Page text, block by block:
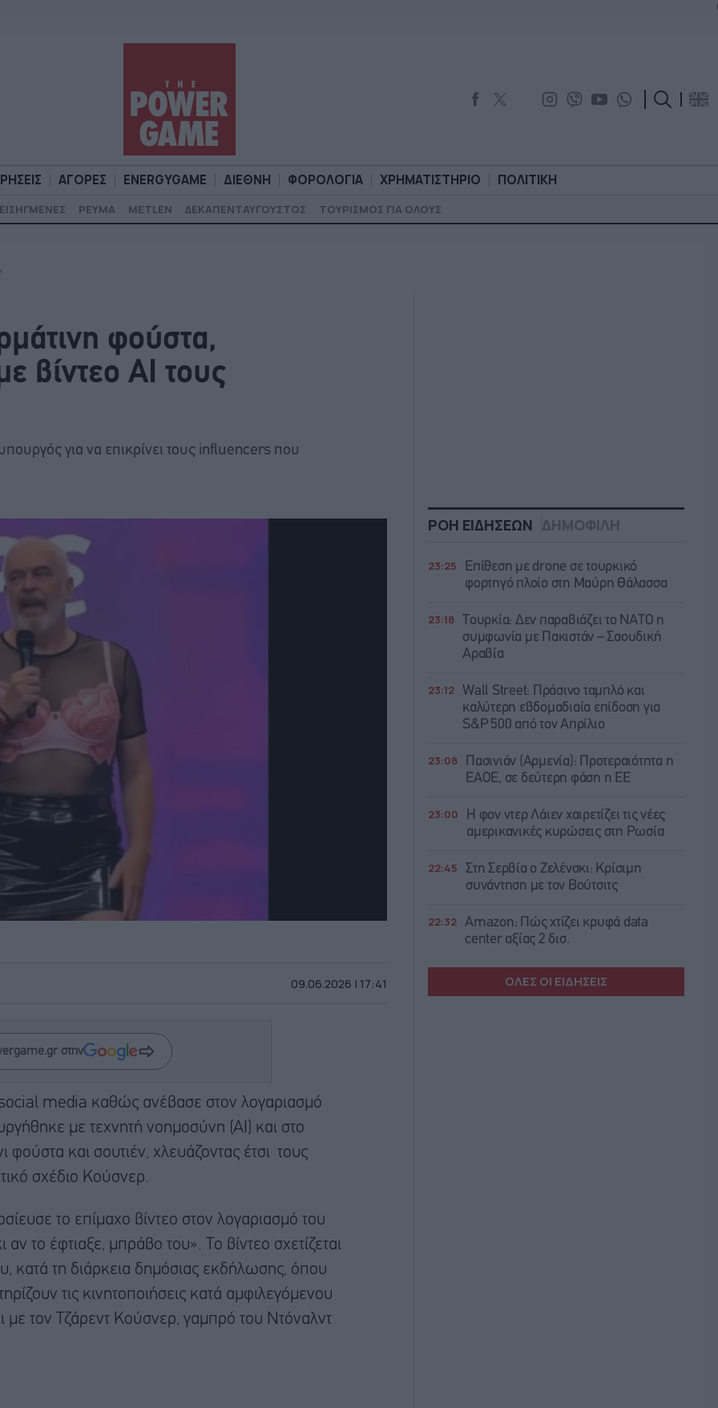
ΑΓΟΡΕΣ ENERGYGAME ΔΙΕΘΝΗ ΦΟΡΟΛΟΓΙΑ ΧΡΗΜΑΤΙΣΤΗΡΙΟ ΠΟΛΙΤΙΚΗ
ΕΙΣΗΓΜΕΝΕΣ ΡΕΥΜΑ METLEN ΔΕΚΑΠΕΝΤΑΥΓΟΥΣΤΟΣ ΤΟΥΡΙΣΜΟΣ ΓΙΑ ΟΛΟΥΣ
φούστα,
βίντεο ΑI τους
για να επικρίνει τους influencers που
09.06.2026 | 17:41
στην
media καθώς ανέβασε στον λογαριασμό
με τεχνητή νοημοσύνη (AI) και στο
φούστα και σουτιέν, χλευάζοντας έτσι τους
σχέδιο Κούσνερ.
το επίμαχο βίντεο στον λογαριασμό του
το έφτιαξε, μπράβο του». Το βίντεο σχετίζεται
κατά τη διάρκεια δημόσιας εκδήλωσης, όπου
τις κινητοποιήσεις κατά αμφιλεγόμενου
με τον Τζάρεντ Κούσνερ, γαμπρό του Ντόναλντ
ΡΟΗ ΕΙΔΗΣΕΩΝ ΔΗΜΟΦΙΛΗ
23:25
Επίθεση με drone σε τουρκικό
φορτηγό πλοίο στη Μαύρη Θάλασσα
23:18
Τουρκία: Δεν παραβιάζει το ΝΑΤΟ η
συμφωνία με Πακιστάν – Σαουδική
Αραβία
23:12
Wall Street: Πράσινο ταμπλό και
καλύτερη εβδομαδιαία επίδοση για
S&P 500 από τον Απρίλιο
23:08
Πασινιάν (Αρμενία): Προτεραιότητα η
ΕΑΟΕ, σε δεύτερη φάση η ΕΕ
23:00
Η φον ντερ Λάιεν χαιρετίζει τις νέες
αμερικανικές κυρώσεις στη Ρωσία
22:45
Στη Σερβία ο Ζελένσκι: Κρίσιμη
συνάντηση με τον Βούτσιτς
22:32 Amazon: Πώς χτίζει κρυφά data
center αξίας 2 δισ.
ΟΛΕΣ ΟΙ ΕΙΔΗΣΕΙΣ